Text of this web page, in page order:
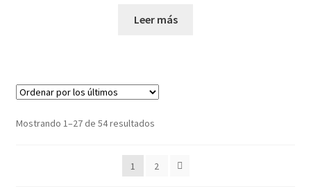
Leer más
Mostrando 1–27 de 54 resultados
1 2